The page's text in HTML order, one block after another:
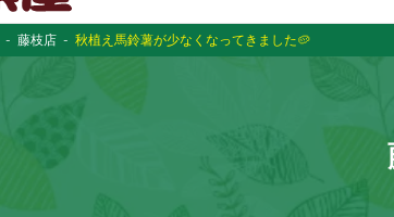
藤枝店 秋植え馬鈴薯が少なくなってきました🥔